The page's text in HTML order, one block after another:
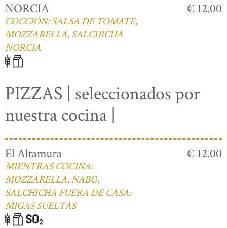
NORCIA
COCCIÓN: SALSA DE TOMATE,
MOZZARELLA, SALCHICHA
NORCIA
€ 12.00
PIZZAS | seleccionados por
nuestra cocina |
El Altamura
MIENTRAS COCINA:
MOZZARELLA, NABO,
SALCHICHA FUERA DE CASA:
MIGAS SUELTAS
€ 12.00